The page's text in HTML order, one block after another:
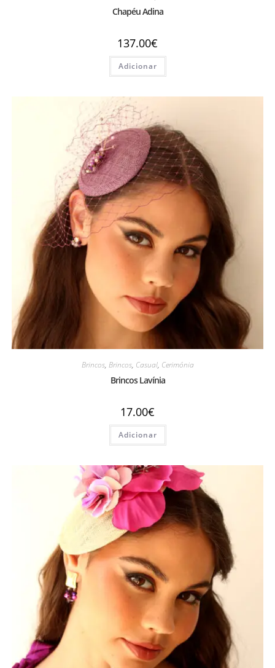
Chapéu Adina
137.00€
Adicionar
Brincos, Brincos, Casual, Cerimónia
Brincos Lavínia
17.00€
Adicionar